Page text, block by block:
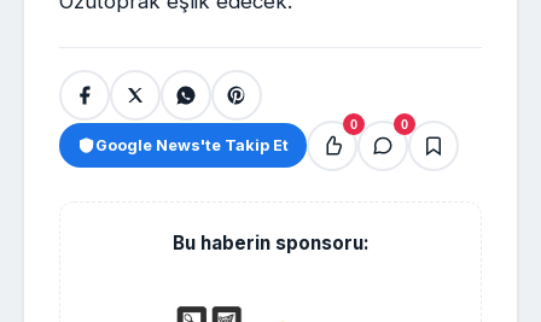
Google News'te Takip Et
0 0
Bu haberin sponsoru: